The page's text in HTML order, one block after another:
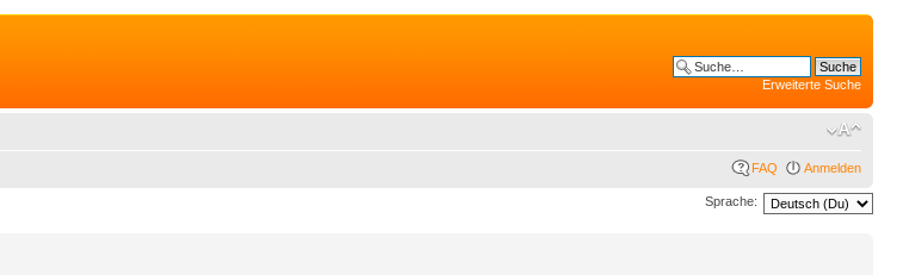
Erweiterte Suche
FAQ Anmelden
Sprache: